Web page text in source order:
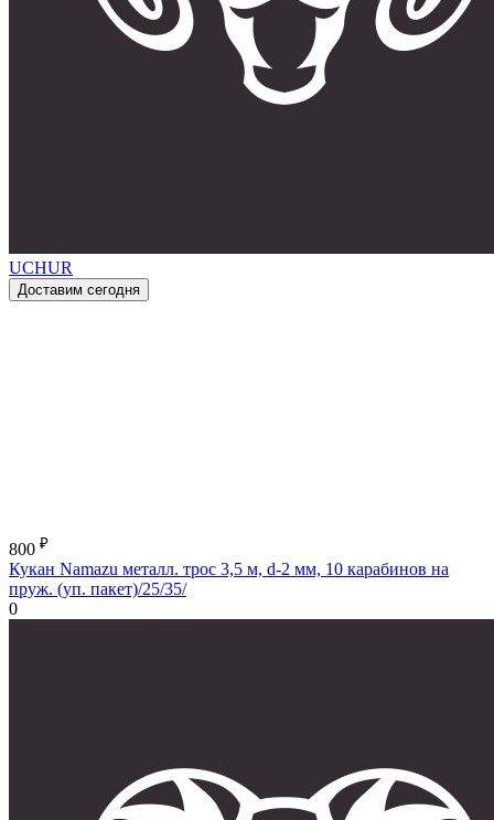
UCHUR
Доставим сегодня
800 ₽
Кукан Namazu металл. трос 3,5 м, d-2 мм, 10 карабинов на
пруж. (уп. пакет)/25/35/
0